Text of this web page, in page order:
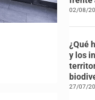
02/08/
¿Qué
y los
27/07/